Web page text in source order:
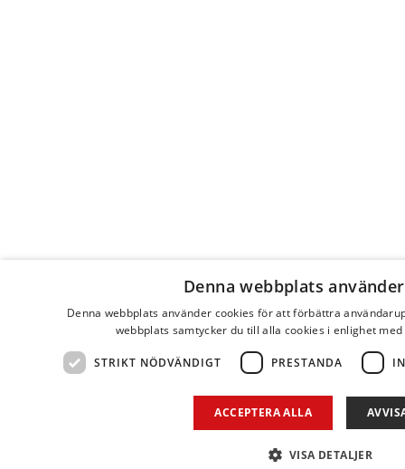
Denna webbplats
Denna webbplats använder cookies för att förbättra
webbplats samtycker du till alla cookies i enlighet
STRIKT NÖDVÄNDIGT PRESTANDA
ACCEPTERA ALLA
VISA DETALJER